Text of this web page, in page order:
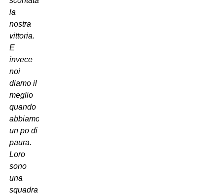
la
nostra
vittoria.
E
invece
noi
diamo il
meglio
quando
abbiamo
un po di
paura.
Loro
sono
una
squadra